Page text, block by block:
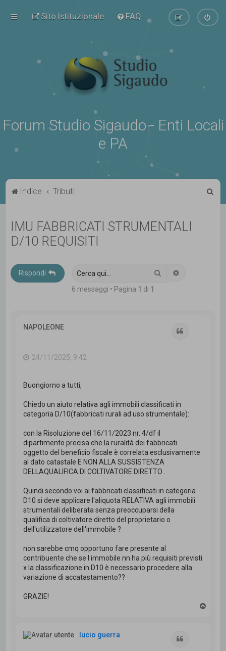
Sito Istituzionale FAQ
Forum Studio Sigaudo - Enti Locali
e PA
Indice Tributi
IMU FABBRICATI STRUMENTALI
D/10 REQUISITI
Rispondi Cerca
6 messaggi • Pagina 1 di 1
NAPOLEONE
24/11/2025, 9:42
Buongiorno a tutti,
Chiedo un aiuto relativa agli immobili classificati in
categoria D/10(fabbricati rurali ad uso strumentale):
con la Risoluzione del 16/11/2023 nr. 4/df il
dipartimento precisa che la ruralità dei fabbricati
oggetto del beneficio fiscale è correlata esclusivamente
al dato catastale E NON ALLA SUSSISTENZA
DELLAQUALIFICA DI COLTIVATORE DIRETTO .
Quindi secondo voi ai fabbricati classificati in categoria
D10 si deve applicare l'aliquota RELATIVA agli immobili
strumentali deliberata senza preoccuparsi della
qualifica di coltivatore diretto del proprietario o
dell'utilizzatore dell'immobile ?
non sarebbe cmq opportuno fare presente al
contribuente che se l immobile nn ha più requisiti previsti
x la classificazione in D10 è necessario procedere alla
variazione di accatastamento??
GRAZIE!
lucio guerra